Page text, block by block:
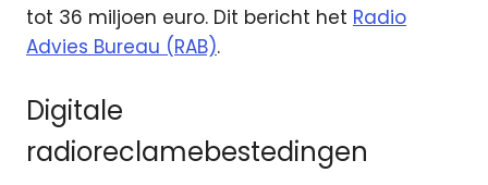
tot 36 miljoen euro. Dit bericht het Radio
Advies Bureau (RAB).
Digitale
radioreclamebestedingen